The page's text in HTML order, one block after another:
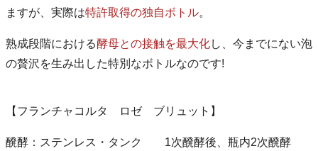
ますが、実際は特許取得の独自ボトル。
熟成段階における酵母との接触を最大化し、今までにない泡
の贅沢を生み出した特別なボトルなのです!
【フランチャコルタ ロゼ ブリュット】
醗酵：ステンレス・タンク 1次醗酵後、瓶内2次醗酵